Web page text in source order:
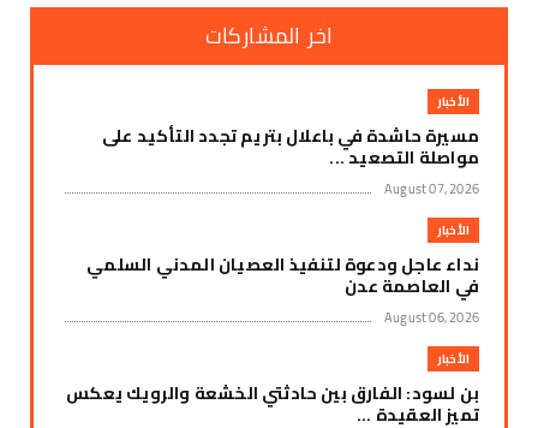
اخر المشاركات
الأخبار
مسيرة حاشدة في باعلال بتريم تجدد التأكيد على
مواصلة التصعيد ...
August 07, 2026
الأخبار
نداء عاجل ودعوة لتنفيذ العصيان المدني السلمي
في العاصمة عدن
August 06, 2026
الأخبار
بن لسود: الفارق بين حادثتي الخشعة والرويك يعكس
تميز العقيدة ...